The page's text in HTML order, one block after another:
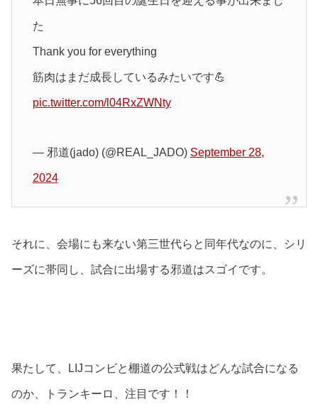
た
Thank you for everything
筋肉はまだ成長しているみたいです💪
pic.twitter.com/l04RxZWNty
— 邪道(jado) (@REAL_JADO) September 28,
2024
それに、会場にも来ない第三世代らと同年代なのに、シリ
ーズに帯同し、試合に出場する邪道はスゴイです。
果たして、LIJコンビと棚道の公式戦はどんな試合になる
のか、トランキーロ、注目です！！